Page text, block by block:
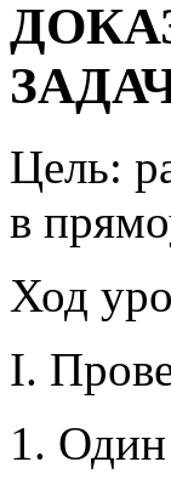
Цель:
в
Ход
I.
1.